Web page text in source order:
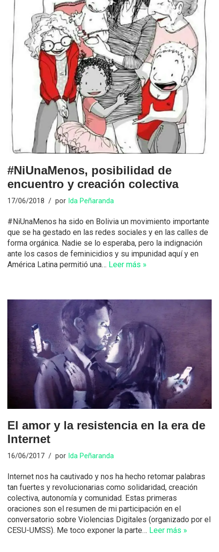
#NiUnaMenos, posibilidad de
encuentro y creación colectiva
17/06/2018 por Ida Peñaranda
#NiUnaMenos ha sido en Bolivia un movimiento importante
que se ha gestado en las redes sociales y en las calles de
forma orgánica. Nadie se lo esperaba, pero la indignación
ante los casos de feminicidios y su impunidad aquí y en
América Latina permitió una… Leer más »
El amor y la resistencia en la era de
Internet
16/06/2017 por Ida Peñaranda
Internet nos ha cautivado y nos ha hecho retomar palabras
tan fuertes y revolucionarias como solidaridad, creación
colectiva, autonomía y comunidad. Estas primeras
oraciones son el resumen de mi participación en el
conversatorio sobre Violencias Digitales (organizado por el
CESU-UMSS). Me toco exponer la parte… Leer más »